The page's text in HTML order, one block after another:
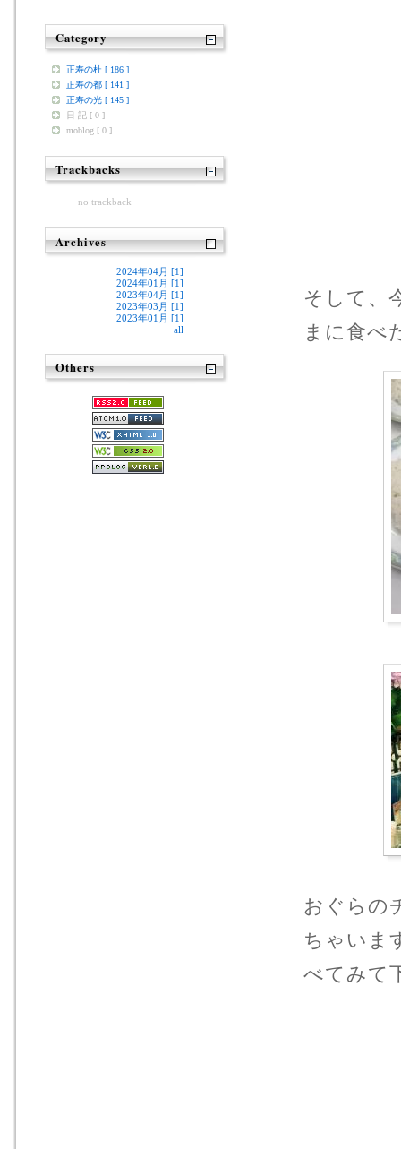
そして、
まに食べ
おぐらの
ちゃいま
べてみて
Category
正寿の杜 [ 186 ]
正寿の都 [ 141 ]
正寿の光 [ 145 ]
日 記 [ 0 ]
moblog [ 0 ]
Trackbacks
no trackback
Archives
2024年04月 [1]
2024年01月 [1]
2023年04月 [1]
2023年03月 [1]
2023年01月 [1]
all
Others